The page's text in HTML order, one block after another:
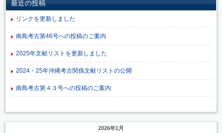
最近の投稿
リンクを更新しました
南島考古第46号への投稿のご案内
2025年文献リストを更新しました
2024・25年沖縄考古関係文献リストの公開
南島考古第４３号への投稿のご案内
2026年1月